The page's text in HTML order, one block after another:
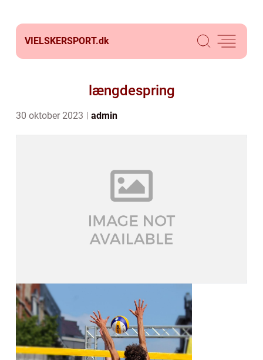
VIELSKERSPORT.dk
længdespring
30 oktober 2023 admin